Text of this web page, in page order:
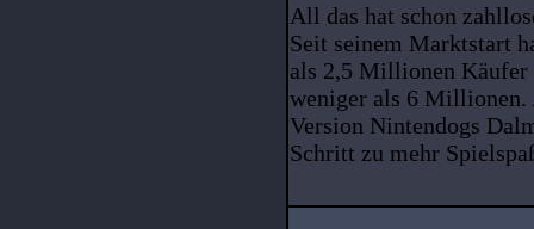
All das hat schon
Seit seinem Marktstart
als 2,5 Millionen Käufer
weniger als 6 Millionen.
Version Nintendogs
Schritt zu mehr